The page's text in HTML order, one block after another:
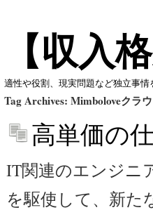
【収入
適性や役割、現実問題など独立事
Tag Archives: Mimboloveクラ
高単価の
IT関連のエンジニ
を駆使して、新た